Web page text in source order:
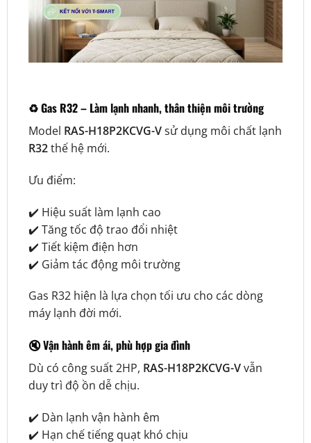
♻️ Gas R32 – Làm lạnh nhanh, thân thiện môi trường
Model RAS-H18P2KCVG-Vsử dụng môi chất lạnh
R32thế hệ mới.
Ưu điểm:
✔️ Hiệu suất làm lạnh cao
✔️ Tăng tốc độ trao đổi nhiệt
✔️ Tiết kiệm điện hơn
✔️ Giảm tác động môi trường
Gas R32 hiện là lựa chọn tối ưu cho các dòng
máy lạnh đời mới.
🔇 Vận hành êm ái, phù hợp gia đình
Dù có công suất 2HP, RAS-H18P2KCVG-Vvẫn
duy trì độ ồn dễ chịu.
✔️ Dàn lạnh vận hành êm
✔️ Hạn chế tiếng quạt khó chịu